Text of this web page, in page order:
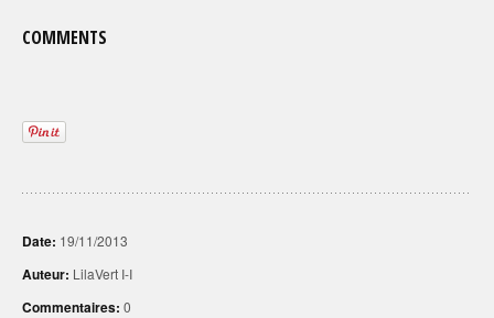
COMMENTS
Date: 19/11/2013
Auteur: LilaVert I-I
Commentaires: 0